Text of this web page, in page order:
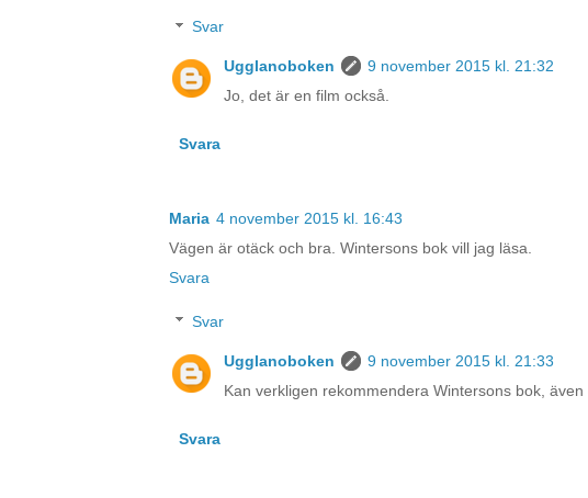
Svar
Ugglanoboken
9 november 2015 kl. 21:32
Jo, det är en film också.
Svara
Maria 4 november 2015 kl. 16:43
Vägen är otäck och bra. Wintersons bok vill jag läsa.
Svara
Svar
Ugglanoboken
9 november 2015 kl. 21:33
Kan verkligen rekommendera Wintersons bok,
Svara